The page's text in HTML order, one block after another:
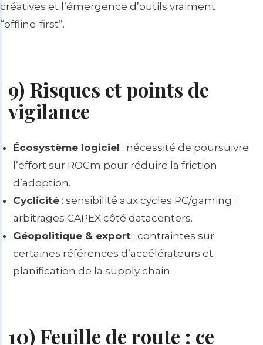
créatives et l’émergence d’outils vraiment
“offline-first”.
9) Risques et points de
vigilance
Écosystème logiciel : nécessité de poursuivre
l’effort sur ROCm pour réduire la friction
d’adoption.
Cyclicité: sensibilité aux cycles PC/gaming ;
arbitrages CAPEX côté datacenters.
Géopolitique & export: contraintes sur
certaines références d’accélérateurs et
planification de la supply chain.
10) Feuille de route : ce